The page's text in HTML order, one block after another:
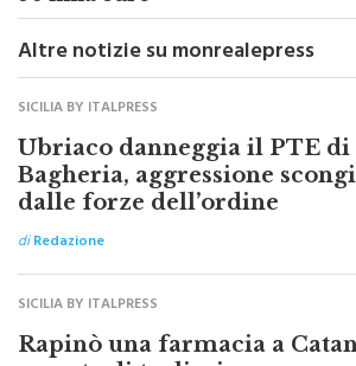
Altre notizie su monrealepress
SICILIA BY ITALPRESS
Ubriaco danneggia il PTE di
Bagheria, aggressione
dalle forze dell’ordine
diRedazione
SICILIA BY ITALPRESS
Rapinò una farmacia a
armato di taglierino, un